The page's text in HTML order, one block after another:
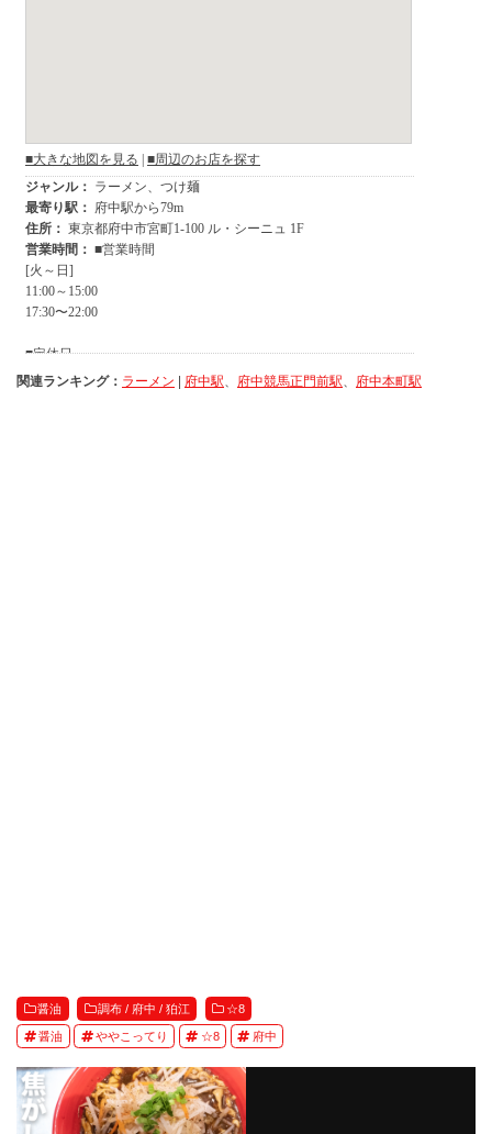
関連ランキング： ラーメン 府中駅、 府中競馬正門前駅、 府中本町駅
醤油 調布 / 府中 / 狛江 ☆8
醤油 ややこってり ☆8 府中